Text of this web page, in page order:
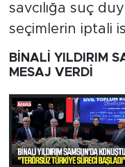
savcılığa suç
seçimlerin iptali
BİNALİ YILDIRIM
MESAJ VERDİ